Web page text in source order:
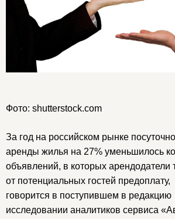
Фото: shutterstock.com
За год на российском рынке
аренды жилья на 27% уменьшилось
объявлений, в которых арендодатели
от потенциальных гостей предоплату,
говорится в поступившем в редакцию
исследовании аналитиков сервиса